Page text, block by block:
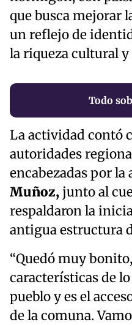
que busca mejorar
un reflejo de
la riqueza cultural
Todo
La actividad contó
autoridades
encabezadas por la
Muñoz, junto al
respaldaron la
antigua estructura
“Quedó muy
características de
pueblo y es el
de la comuna.